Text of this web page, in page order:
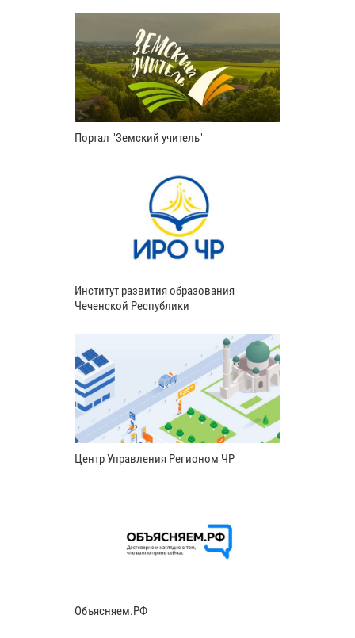
Портал "Земский учитель"
Институт развития образования
Чеченской Республики
Центр Управления Регионом ЧР
Объясняем.РФ